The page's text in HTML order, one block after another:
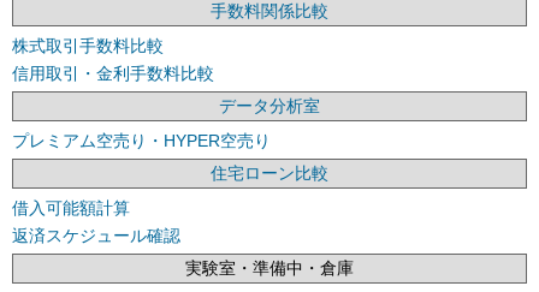
手数料関係比較
株式取引手数料比較
信用取引・金利手数料比較
データ分析室
プレミアム空売り・HYPER空売り
住宅ローン比較
借入可能額計算
返済スケジュール確認
実験室・準備中・倉庫